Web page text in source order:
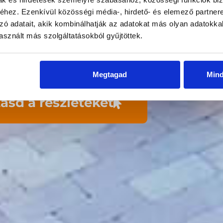
Ezenkívül közösségi média-, hirdető- és elemező
adatait, akik kombinálhatják az adatokat más olyan
más szolgáltatásokból gyűjtöttek.
Megtagad
kollégát keresünk! Ha
a fémlemez készítést is,
a részleteket